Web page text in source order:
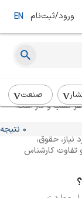
ورود/ثبت‌نام EN
صنعت
0 نتیجه
هر کسب و کار است.
بلکه نقش
ایفا می‌کند.
نیاز، حقوق،
تفاوت کارشناس